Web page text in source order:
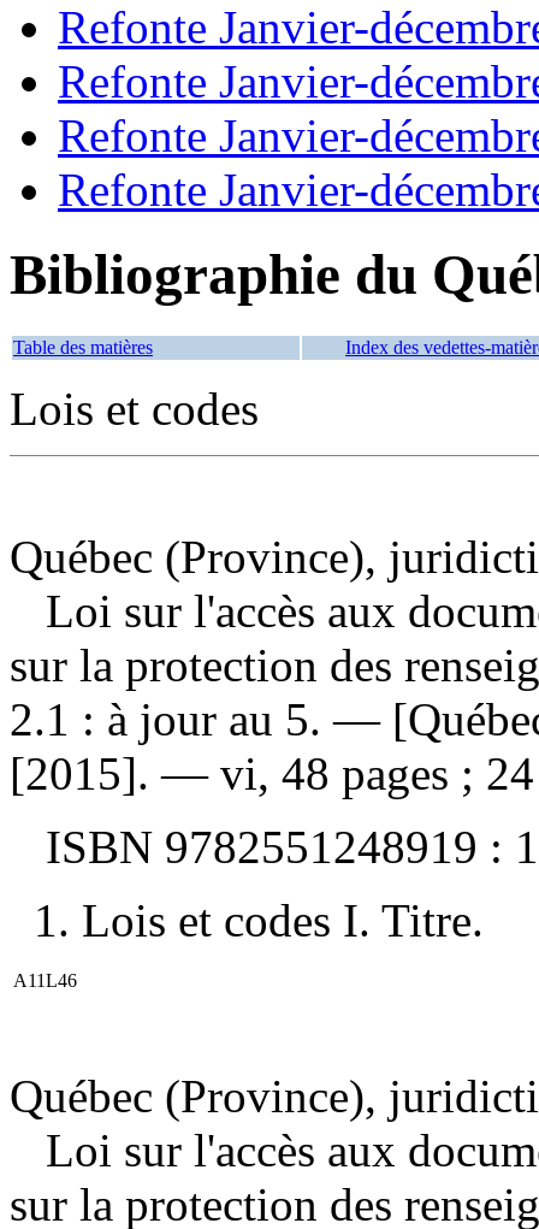
Refonte Janvier-
Refonte Janvier-
Refonte Janvier-
Refonte Janvier-
Bibliographie du
Table des matières Index des vedettes-
Lois et codes
Québec (Province),
Loi sur l'accès aux
sur la protection des
2.1 : à jour au 5. —
[2015]. — vi, 48 pages ;
ISBN 9782551248919 :
1. Lois et codes I. Titre.
A11L46
Québec (Province),
Loi sur l'accès aux
sur la protection des